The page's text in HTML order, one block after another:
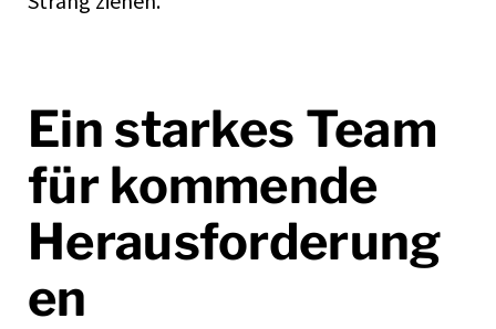
Ein starkes Team
für kommende
Herausforderung
en